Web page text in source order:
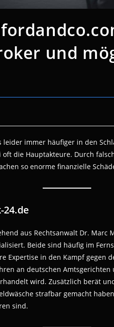
und
immer häufiger in den
die Hauptakteure. Durch
so enorme finanzielle
aus Rechtsanwalt Dr. Marc
Beide sind häufig im
Expertise in den Kampf gegen
an deutschen
wird. Zusätzlich berät
strafbar gemacht
sind.